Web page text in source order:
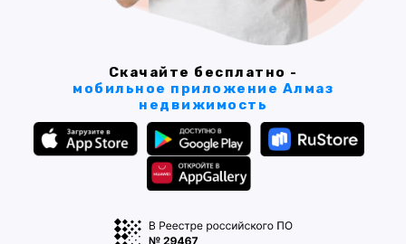
Скачайте бесплатно -
мобильное приложение Алмаз
недвижимость